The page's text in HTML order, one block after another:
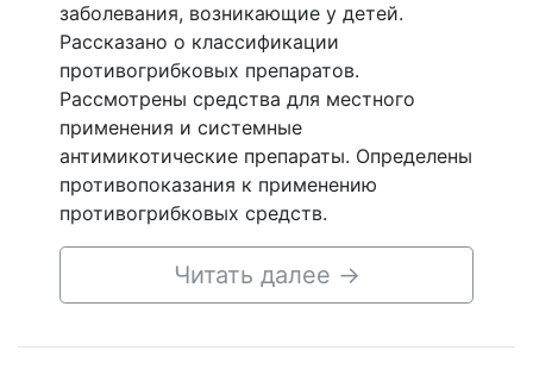
заболевания, возникающие у детей.
Рассказано о классификации
противогрибковых препаратов.
Рассмотрены средства для местного
применения и системные
антимикотические препараты. Определены
противопоказания к применению
противогрибковых средств.
Читать далее →